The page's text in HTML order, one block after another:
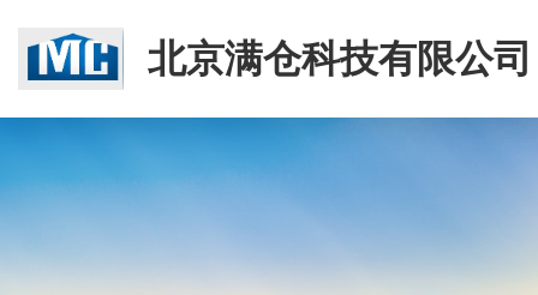
北京满仓科技有限公司